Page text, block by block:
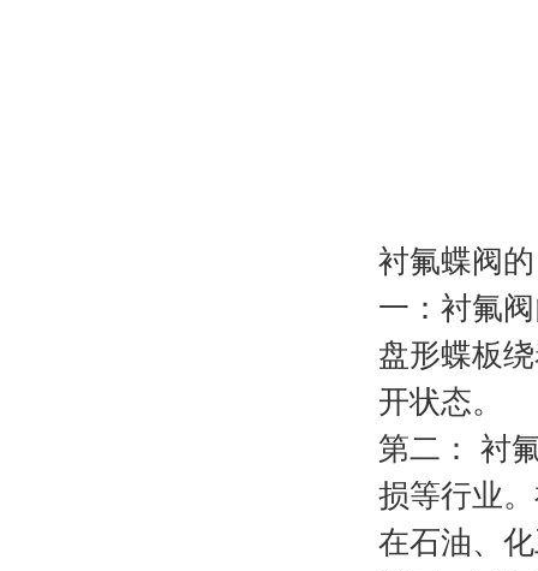
衬氟蝶阀
一：衬氟
盘形蝶板
开状态。
第二： 衬
损等行业
在石油、